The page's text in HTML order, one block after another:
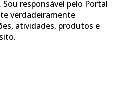
responsável pelo Portal
verdadeiramente
atividades, produtos e